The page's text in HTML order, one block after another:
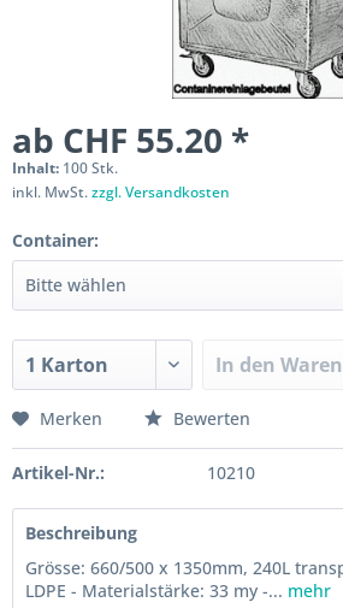
ab CHF 55.20 *
Inhalt: 100 Stk.
inkl. MwSt.zzgl. Versandkosten
Container:
In den
Merken Bewerten
Artikel-Nr.: 10210
Beschreibung
Grösse: 660/500 x 1350mm, 240L
LDPE - Materialstärke: 33 my -... mehr